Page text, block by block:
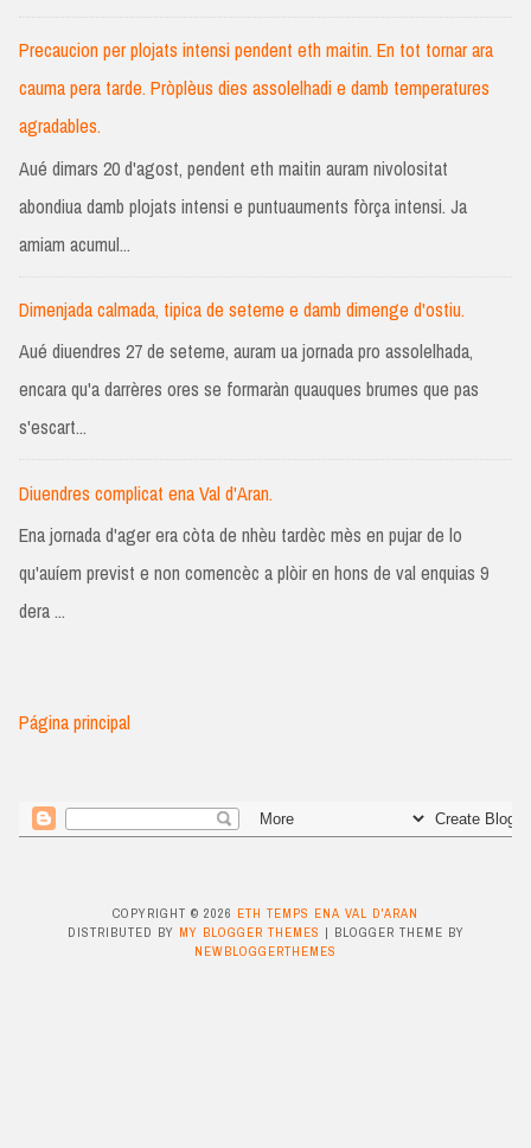
Precaucion per plojats intensi pendent eth maitin. En tot tornar ara
cauma pera tarde. Pròplèus dies assolelhadi e damb temperatures
agradables.
Aué dimars 20 d'agost, pendent eth maitin auram nivolositat
abondiua damb plojats intensi e puntuauments fòrça intensi. Ja
amiam acumul...
Dimenjada calmada, tipica de seteme e damb dimenge d'ostiu.
Aué diuendres 27 de seteme, auram ua jornada pro assolelhada,
encara qu'a darrères ores se formaràn quauques brumes que pas
s'escart...
Diuendres complicat ena Val d'Aran.
Ena jornada d'ager era còta de nhèu tardèc mès en pujar de lo
qu'auíem previst e non comencèc a plòir en hons de val enquias 9
dera ...
Página principal
COPYRIGHT © 2026 ETH TEMPS ENA VAL D'ARAN
DISTRIBUTED BY MY BLOGGER THEMES | BLOGGER THEME BY
NEWBLOGGERTHEMES